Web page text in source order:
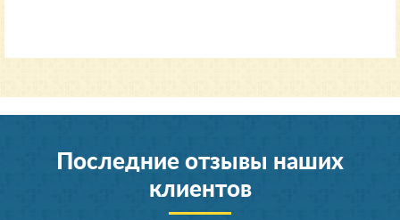
Последние отзывы наших
клиентов